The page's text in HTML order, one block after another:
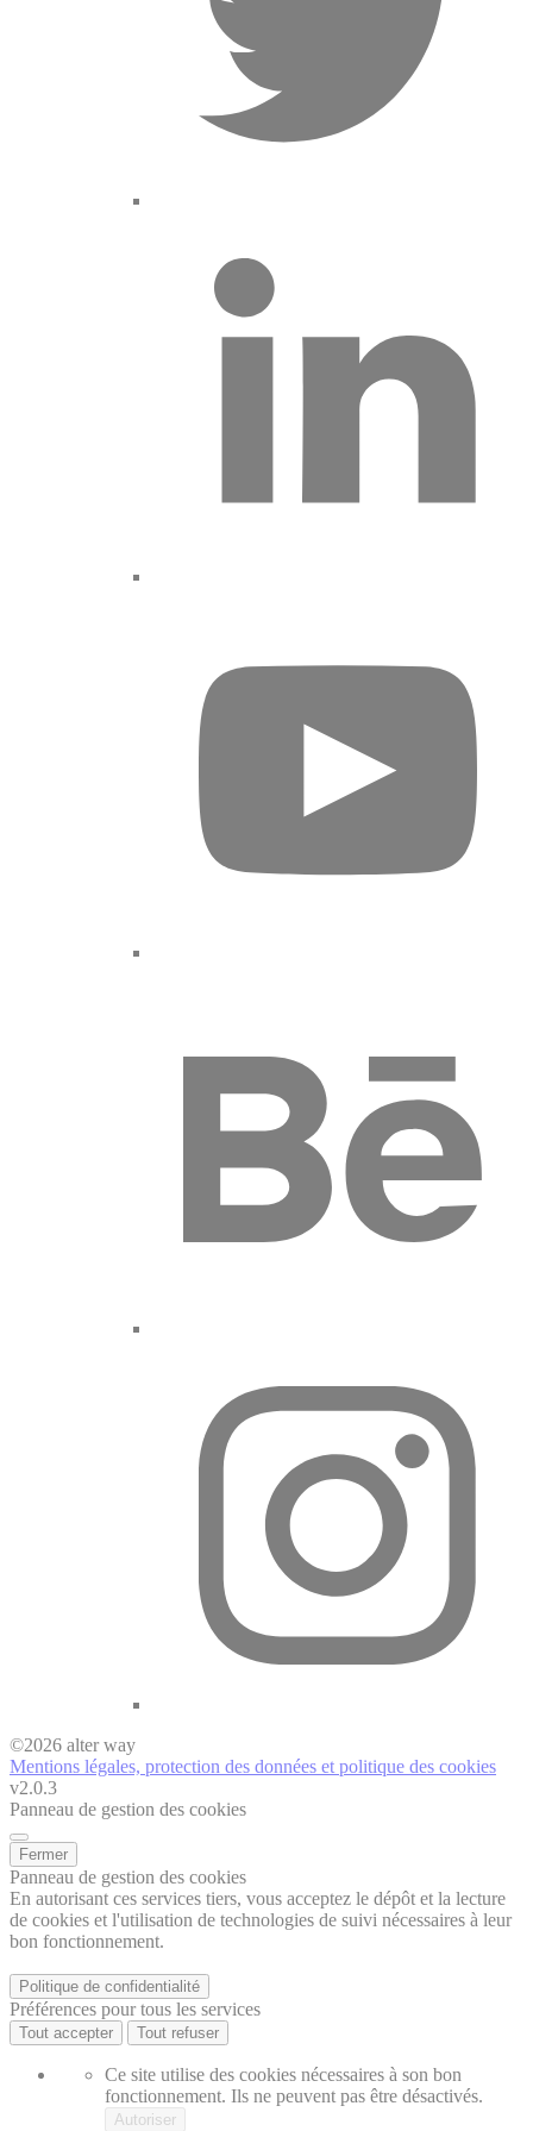
©2026 alter way
Mentions légales, protection des données et politique des cookies
v2.0.3
Panneau de gestion des cookies
Fermer
Panneau de gestion des cookies
En autorisant ces services tiers, vous acceptez le dépôt et la lecture
de cookies et l'utilisation de technologies de suivi nécessaires à leur
bon fonctionnement.
Politique de confidentialité
Préférences pour tous les services
Tout accepter Tout refuser
Ce site utilise des cookies nécessaires à son bon
fonctionnement. Ils ne peuvent pas être désactivés.
Autoriser